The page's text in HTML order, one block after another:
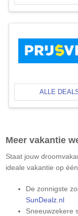
ALLE
Meer vakantie
Staat jouw
ideale vakantie op
De zonnigste
SunDealz.nl
Sneeuwzekere